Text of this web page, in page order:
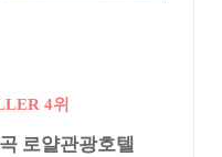
4위
로얄관광호텔